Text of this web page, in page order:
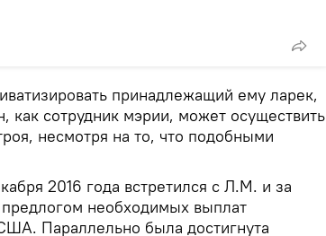
принадлежащий ему ларек,
как сотрудник мэрии, может осуществить
несмотря на то, что подобными
2016 года встретился с Л.М. и за
необходимых выплат
Параллельно была достигнута